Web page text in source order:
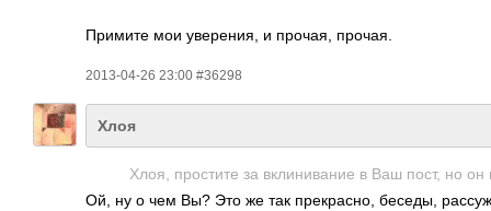
Примите мои уверения, и прочая, прочая.
2013-04-26 23:00 #36298
Хлоя
Хлоя, простите за вклинивание в Ваш пост, но
Ой, ну о чем Вы? Это же так прекрасно, беседы,